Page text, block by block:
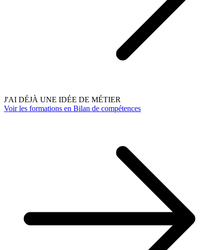
J'AI DÉJÀ UNE IDÉE DE MÉTIER
Voir les formations en Bilan de compétences